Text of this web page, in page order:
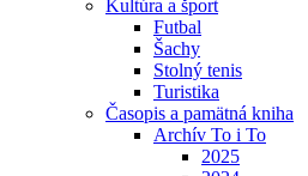
Kultúra a šport
Futbal
Šachy
Stolný tenis
Turistika
Časopis a pamätná kniha
Archív To i To
2025